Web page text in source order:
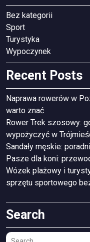
Bez kategorii
Sport
Turystyka
Wypoczynek
Recent Posts
Naprawa rowerów w
warto znać
Rower Trek szosowy:
wypożyczyć w
Sandały męskie:
Pasze dla koni:
Wózek plażowy i
sprzętu sportowego
Search